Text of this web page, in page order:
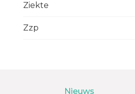
Ziekte
Zzp
Nieuws